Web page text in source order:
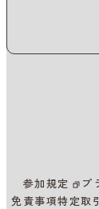
参加規定
プ
免責事項特定取